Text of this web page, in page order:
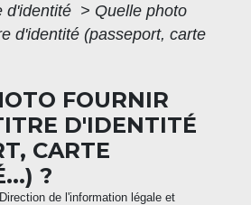
d'identité > Quelle photo
d'identité (passeport, carte
FOURNIR
D'IDENTITÉ
CARTE
?
de l'information légale et